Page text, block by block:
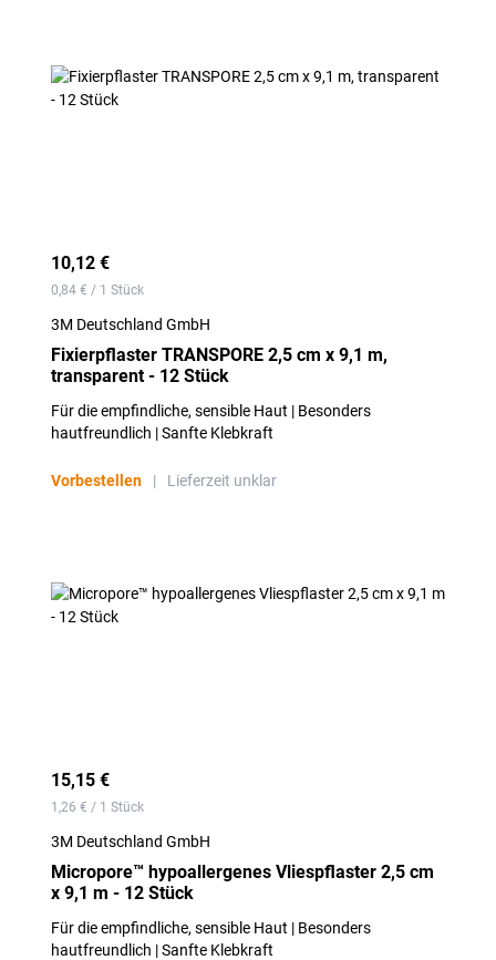
10,12 €
0,84 € / 1 Stück
3M Deutschland GmbH
Fixierpflaster TRANSPORE 2,5 cm x 9,1 m,
transparent - 12 Stück
Für die empfindliche, sensible Haut | Besonders
hautfreundlich | Sanfte Klebkraft
Vorbestellen | Lieferzeit unklar
15,15 €
1,26 € / 1 Stück
3M Deutschland GmbH
Micropore™ hypoallergenes Vliespflaster 2,5 cm
x 9,1 m - 12 Stück
Für die empfindliche, sensible Haut | Besonders
hautfreundlich | Sanfte Klebkraft